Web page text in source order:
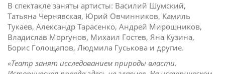
В спектакле заняты артисты: Василий Шумский,
Татьяна Чернявская, Юрий Овчинников, Камиль
Тукаев, Александр Тарасенко, Андрей Мирошников,
Владислав Моргунов, Михаил Гостев, Яна Кузина,
Борис Голощапов, Людмила Гуськова и другие.
«Театр занят исследованием природы власти.